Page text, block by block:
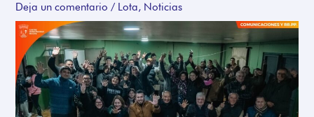
Deja un comentario / Lota, Noticias